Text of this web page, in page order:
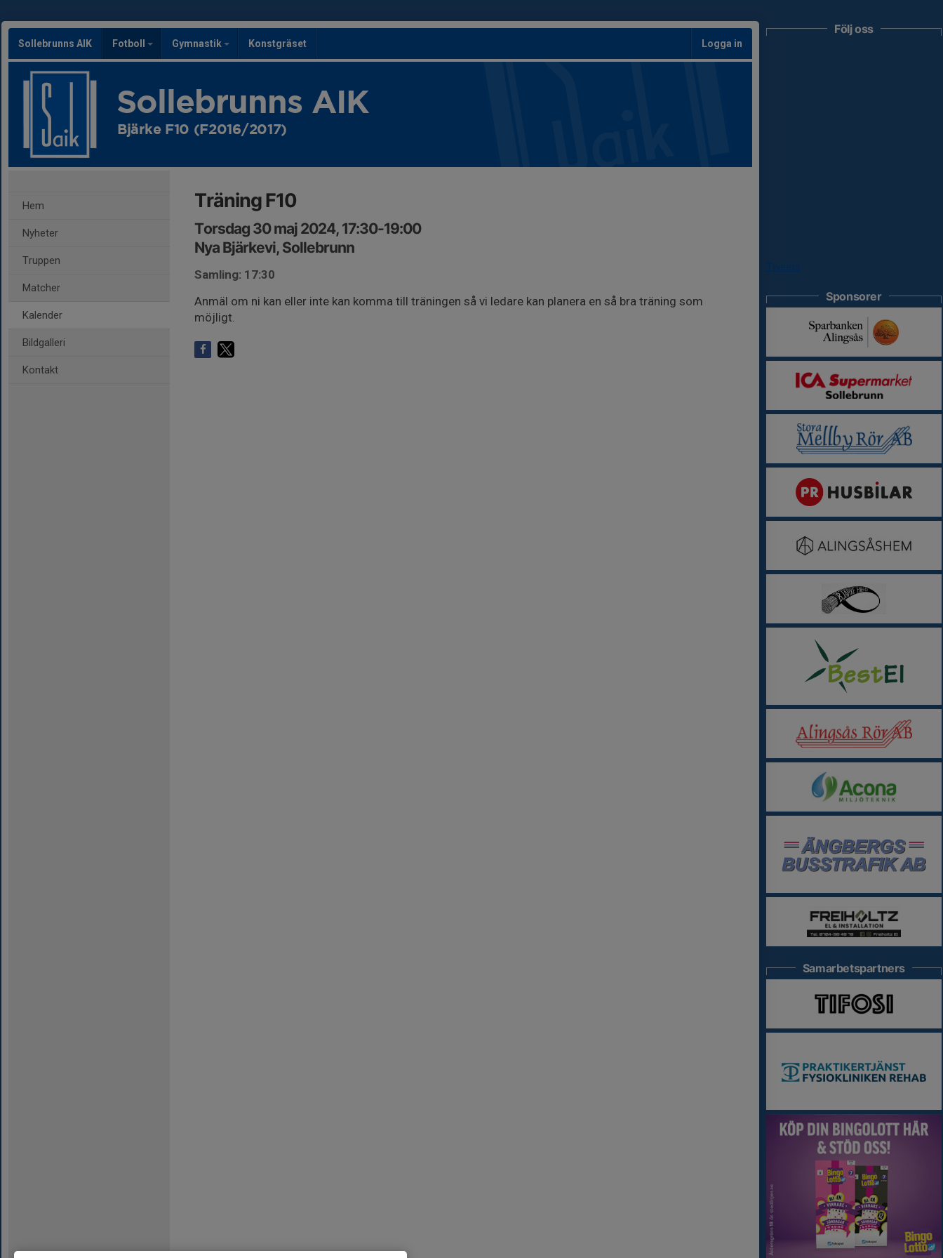
Sollebrunns AIK Fotboll Gymnastik Konstgräset Logga in
Sollebrunns AIK
Bjärke F10 (F2016/2017)
Hem
Nyheter
Truppen
Matcher
Kalender
Bildgalleri
Kontakt
Träning F10
Torsdag 30 maj 2024, 17:30-19:00
Nya Bjärkevi, Sollebrunn
Samling: 17:30
Anmäl om ni kan eller inte kan komma till träningen så vi ledare kan planera en så bra träning som
möjligt.
Följ oss
Sponsorer
Samarbetspartners